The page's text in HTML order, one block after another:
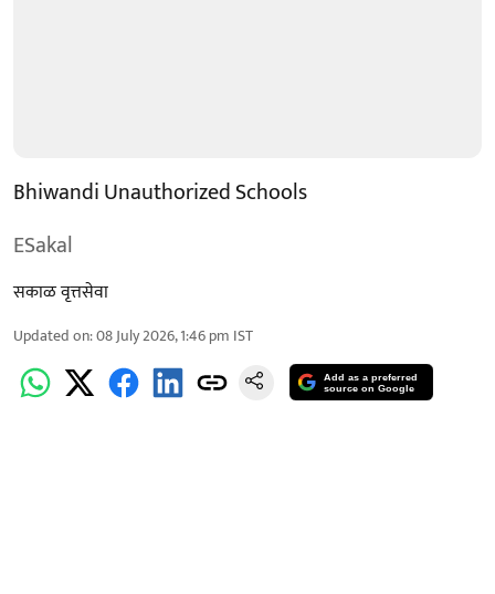
Bhiwandi Unauthorized Schools
ESakal
सकाळ वृत्तसेवा
Updated on:08 July 2026, 1:46 pm IST
Add as a preferred
source on Google